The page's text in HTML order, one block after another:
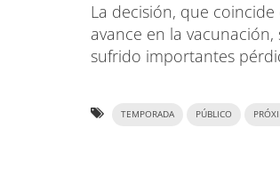
La decisión, que
avance en la
sufrido importantes
TEMPORADA PÚBLICO